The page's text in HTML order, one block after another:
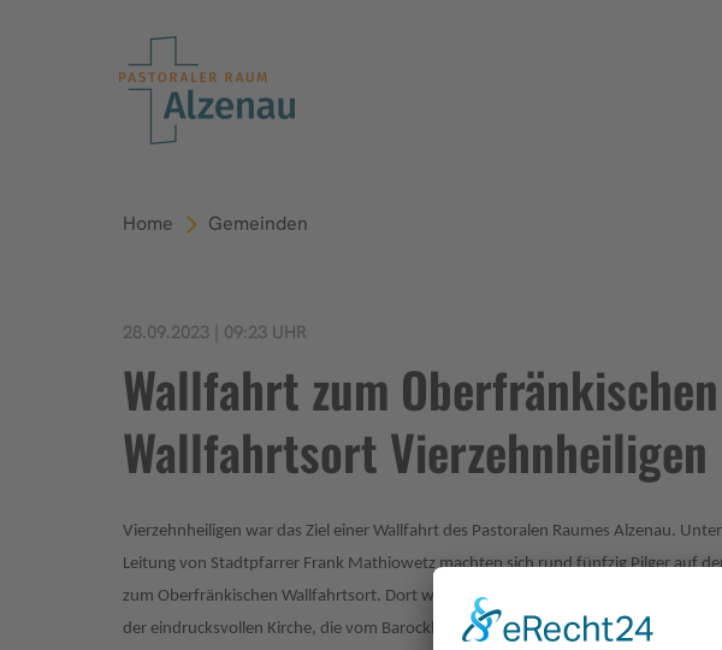
Home Gemeinden
28.09.2023 | 09:23 UHR
Wallfahrt zum Oberfränkischen
Wallfahrtsort Vierzehnheiligen
Vierzehnheiligen war das Ziel einer Wallfahrt des Pastoralen Raumes Alzenau.
Leitung von Stadtpfarrer Frank Mathiowetz machten sich rund fünfzig Pilger auf
zum Oberfränkischen Wallfahrtsort. Dort werden die Heiligen Vierzehn Nothelfer
der eindrucksvollen Kirche, die vom Barockbaumeister Balthasar Neumann errichtet